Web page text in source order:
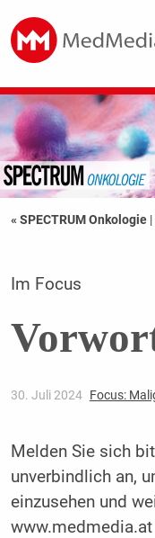
« SPECTRUM Onkologie |
Im Focus
30. Juli 2024 Focus:
Melden Sie sich
unverbindlich an,
einzusehen und
www.medmedia.at